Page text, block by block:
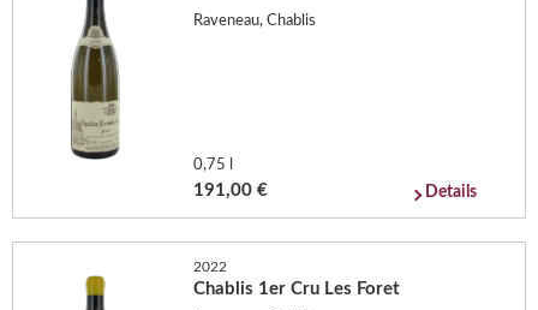
Raveneau, Chablis
0,75 l
191,00 € Details
2022
Chablis 1er Cru Les Foret